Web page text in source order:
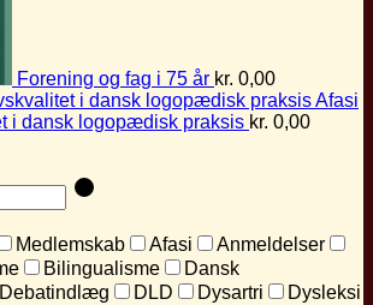
Forening og fag i 75 år kr. 0,00
Afasi
i dansk logopædisk praksis kr. 0,00
Medlemskab Afasi
Anmeldelser
Bilingualisme
Dansk
Debatindlæg DLD Dysartri
Dysleksi